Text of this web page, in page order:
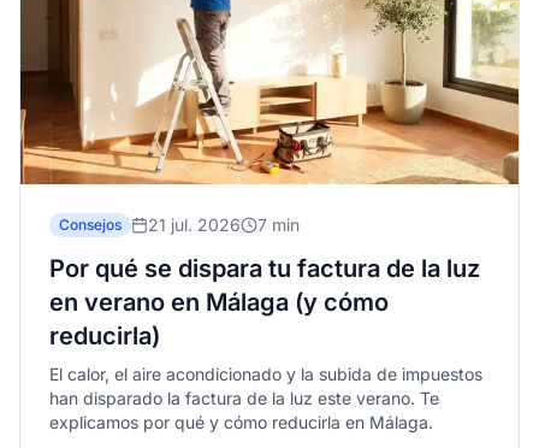
Consejos 21 jul. 2026 7 min
Por qué se dispara tu factura de la luz
en verano en Málaga (y cómo
reducirla)
El calor, el aire acondicionado y la subida de impuestos
han disparado la factura de la luz este verano. Te
explicamos por qué y cómo reducirla en Málaga.